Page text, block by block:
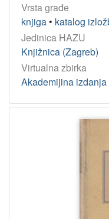
Vrsta građe
knjiga • katalog
Jedinica HAZU
Knjižnica (Zagreb)
Virtualna zbirka
Akademijina izdanja